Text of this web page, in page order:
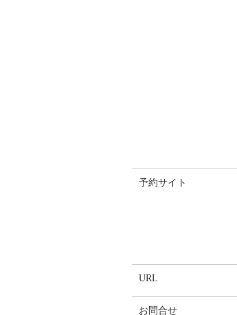
予約サイト
URL
お問合せ